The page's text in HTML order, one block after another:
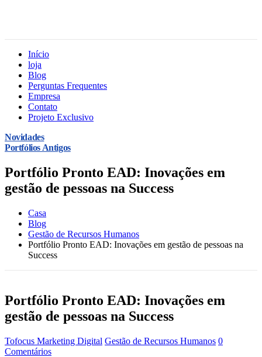
Início
loja
Blog
Perguntas Frequentes
Empresa
Contato
Projeto Exclusivo
Novidades
Portfólios Antigos
Portfólio Pronto EAD: Inovações em
gestão de pessoas na Success
Casa
Blog
Gestão de Recursos Humanos
Portfólio Pronto EAD: Inovações em gestão de pessoas na
Success
Portfólio Pronto EAD: Inovações em
gestão de pessoas na Success
Tofocus Marketing Digital Gestão de Recursos Humanos 0
Comentários